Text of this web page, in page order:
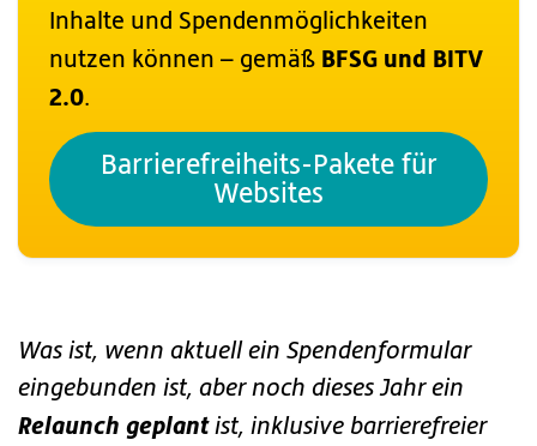
Inhalte und Spendenmöglichkeiten
nutzen können – gemäß BFSG und BITV
2.0.
Barrierefreiheits-Pakete für
Websites
Was ist, wenn aktuell ein Spendenformular
eingebunden ist, aber noch dieses Jahr ein
Relaunch geplantist, inklusive barrierefreier